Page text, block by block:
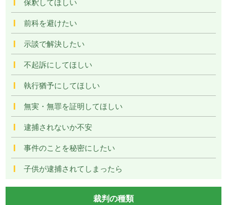
前科を避けたい
示談で解決したい
不起訴にしてほしい
執行猶予にしてほしい
無実・無罪を証明してほしい
逮捕されないか不安
事件のことを秘密にしたい
子供が逮捕されてしまったら
裁判の種類